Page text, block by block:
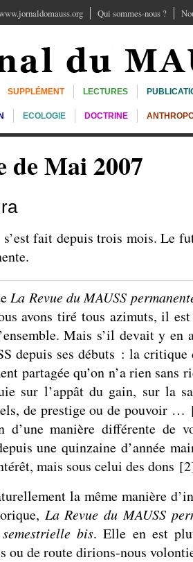
Qui sommes-nous ?
SUPPLÉMENT LECTURES
ECOLOGIE DOCTRINE
de Mai 2007
fait depuis trois mois. Le
La Revue du MAUSS
avons tiré tous azimuts, il
Mais s’il devait y en
depuis ses débuts : la
partagée qu’on n’a rien sans
sur l’appât du gain, sur la
de prestige ou de pouvoir …
d’une manière différente de
une quinzaine d’année
mais sous celui des dons [2
la même manière
La Revue du MAUSS
bis. Elle en est
ou de route dirions-nous